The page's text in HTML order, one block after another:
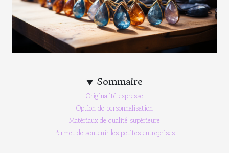
Sommaire
Originalité expresse
Option de personnalisation
Matériaux de qualité supérieure
Permet de soutenir les petites entreprises